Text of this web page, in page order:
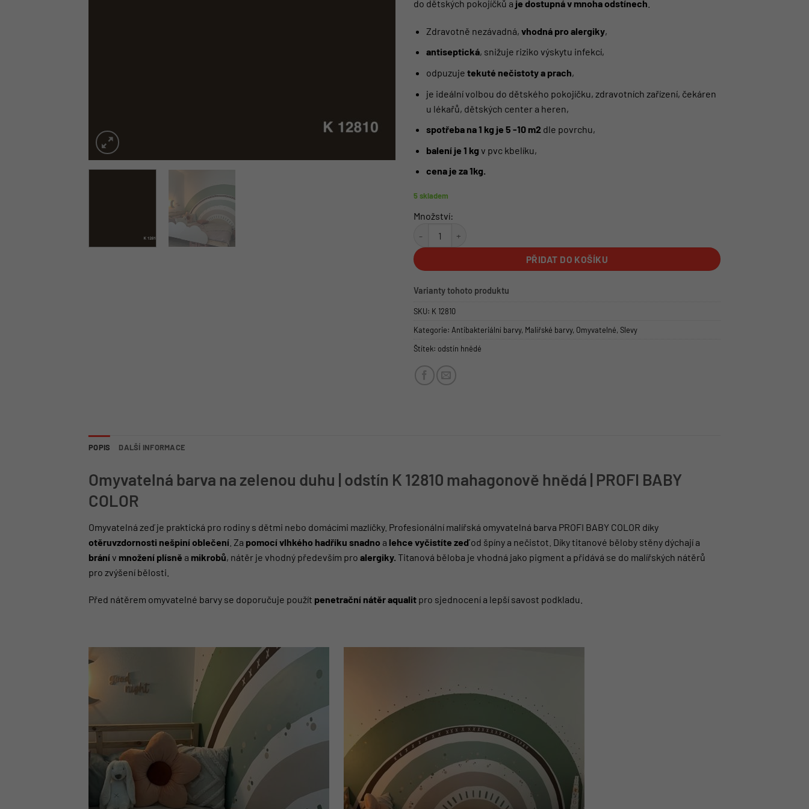
do dětských pokojíčků a je dostupná v mnoha odstínech
Zdravotně nezávadná, vhodná pro alergiky,
antiseptická, snižuje riziko výskytu infekcí,
odpuzuje tekuté nečistoty a prach,
je ideální volbou do dětského pokojíčku, zdravotních zařízení, čekáren
u lékařů, dětských center a heren,
spotřeba na 1 kg je 5 -10 m2dle povrchu,
balení je 1 kg v pvc kbelíku,
cena je za 1kg.
5 skladem
Množství:
PŘIDAT DO KOŠÍKU
Varianty tohoto produktu
SKU: K 12810
Kategorie: Antibakteriální barvy, Malířské barvy, Omyvatelné, Slevy
Štítek: odstín hnědé
POPIS DALŠÍ INFORMACE
Omyvatelná barva na zelenou duhu | odstín K 12810 mahagonově hnědá | PROFI BABY
COLOR
Omyvatelná zeď je praktická pro rodiny s dětmi nebo domácími mazlíčky. Profesionální malířská omyvatelná barva PROFI BABY COLOR díky
otěruvzdornosti nešpiní oblečení . Za pomocí vlhkého hadříku snadno a lehce vyčistíte zeďod špíny a nečistot. Díky titanové běloby stěny dýchají a
bránív množení plísně a mikrobů, nátěr je vhodný především pro alergiky. Titanová běloba je vhodná jako pigment a přidává se do malířských nátěrů
pro zvýšení bělosti.
Před nátěrem omyvatelné barvy se doporučuje použít penetrační nátěr aqualit pro sjednocení a lepší savost podkladu.